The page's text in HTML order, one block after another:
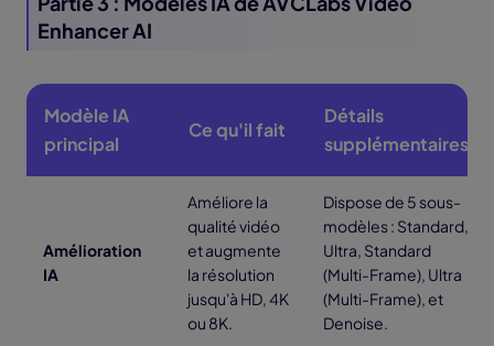
Enhancer AI
Modèle IA
principal
Ce qu'il fait
Détails
supplémentaires
Amélioration
IA
Améliore la
qualité vidéo
et augmente
la résolution
jusqu'à HD, 4K
ou 8K.
Dispose de 5 sous-
modèles : Standard,
Ultra, Standard
(Multi-Frame), Ultra
(Multi-Frame), et
Denoise.